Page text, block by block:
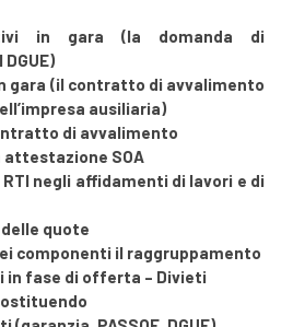
in gara (la domanda di
gara (il contratto di avvalimento
ausiliaria)
di avvalimento
attestazione SOA
negli affidamenti di lavori e di
quote
componenti il raggruppamento
in fase di offerta – Divieti